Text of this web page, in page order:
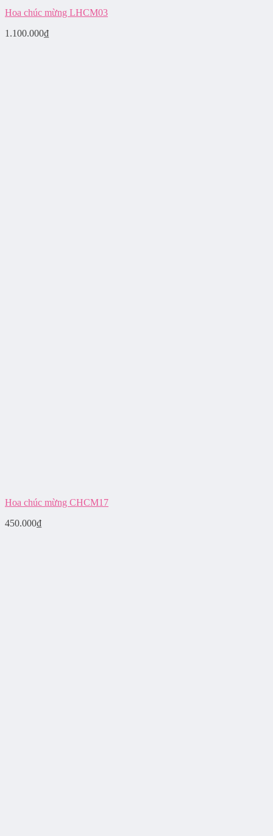
Hoa chúc mừng LHCM03
1.100.000₫
Hoa chúc mừng CHCM17
450.000₫